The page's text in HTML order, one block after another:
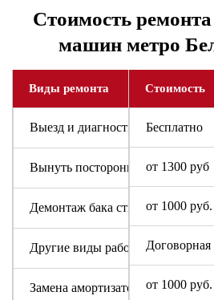
Стоимость
машин метро
Стоимость
Бесплатно
от 1300 руб
от 1000 руб.
Договорная
от 1000 руб.
Виды ремонта
Выезд и диагностика
Вынуть посторонний предмет
Демонтаж бака стиральной
Другие виды работ
Замена амортизаторов